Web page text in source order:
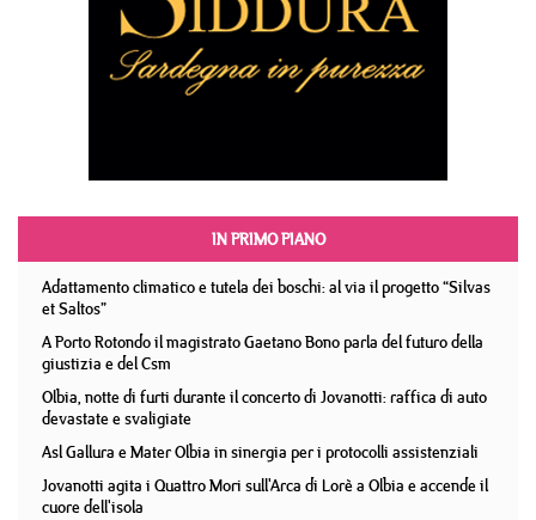
IN PRIMO PIANO
Adattamento climatico e tutela dei boschi: al via il progetto “Silvas
et Saltos”
A Porto Rotondo il magistrato Gaetano Bono parla del futuro della
giustizia e del Csm
Olbia, notte di furti durante il concerto di Jovanotti: raffica di auto
devastate e svaligiate
Asl Gallura e Mater Olbia in sinergia per i protocolli assistenziali
Jovanotti agita i Quattro Mori sull'Arca di Lorè a Olbia e accende il
cuore dell'isola